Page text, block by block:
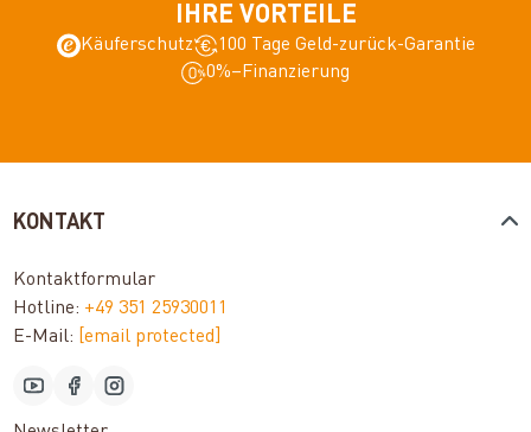
IHRE VORTEILE
Käuferschutz
100 Tage Geld-zurück-Garantie
0%–Finanzierung
KONTAKT
Kontaktformular
Hotline: +49 351 25930011
E-Mail: [email protected]